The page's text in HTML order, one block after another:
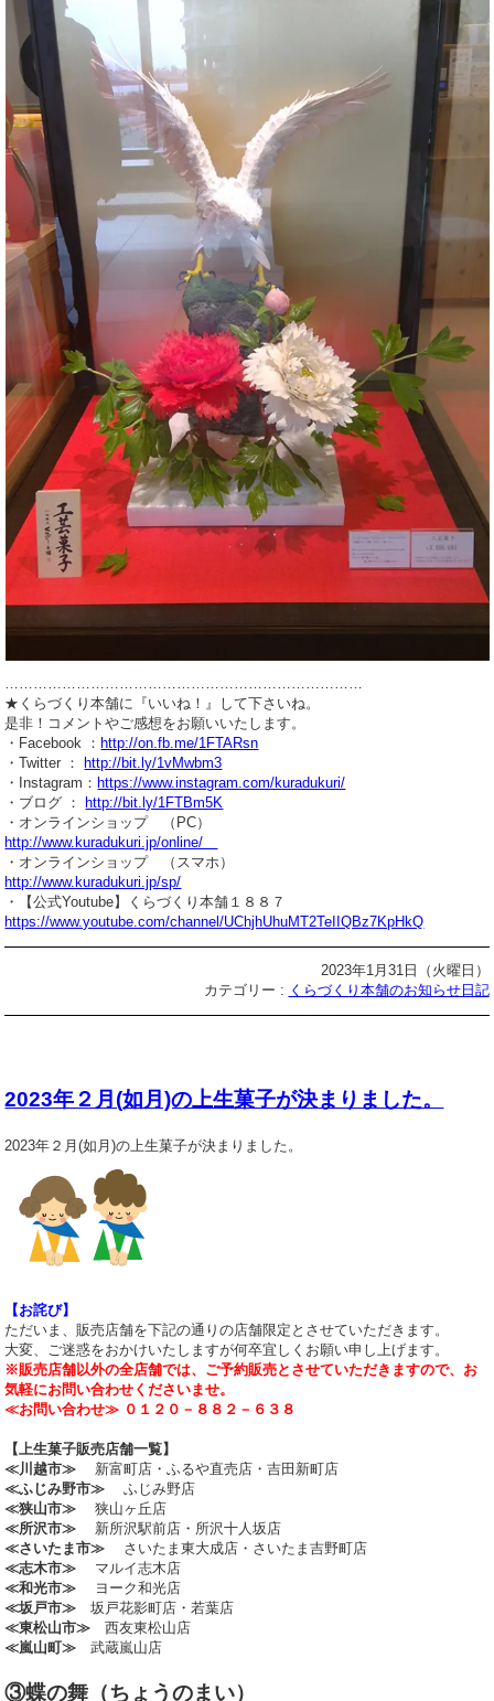
…………………………………………………………………
★くらづくり本舗に『いいね！』して下さいね。
是非！コメントやご感想をお願いいたします。
・Facebook ： http://on.fb.me/1FTARsn
・Twitter ：
http://bit.ly/1vMwbm3
・Instagram： https://www.instagram.com/kuradukuri/
・ブログ ：
http://bit.ly/1FTBm5K
・オンラインショップ （PC）
http://www.kuradukuri.jp/online/
・オンラインショップ （スマホ）
http://www.kuradukuri.jp/sp/
・【公式Youtube】くらづくり本舗１８８７
https://www.youtube.com/channel/UChjhUhuMT2TeIIQBz7KpHkQ
2023年1月31日（火曜日）
カテゴリー : くらづくり本舗のお知らせ日記
2023年２月(如月)の上生菓子が決まりました。
2023年２月(如月)の上生菓子が決まりました。
【お詫び】
ただいま、販売店舗を下記の通りの店舗限定とさせていただきます。
大変、ご迷惑をおかけいたしますが何卒宜しくお願い申し上げます。
※販売店舗以外の全店舗では、ご予約販売とさせていただきますので、お
気軽にお問い合わせくださいませ。
≪お問い合わせ≫ ０１２０－８８２－６３８
【上生菓子販売店舗一覧】
≪川越市≫ 新富町店・ふるや直売店・吉田新町店
≪ふじみ野市≫ ふじみ野店
≪狭山市≫ 狭山ヶ丘店
≪所沢市≫ 新所沢駅前店・所沢十人坂店
≪さいたま市≫ さいたま東大成店・さいたま吉野町店
≪志木市≫ マルイ志木店
≪和光市≫ ヨーク和光店
≪坂戸市≫ 坂戸花影町店・若葉店
≪東松山市≫ 西友東松山店
≪嵐山町≫ 武蔵嵐山店
③蝶の舞 （ちょうのまい）